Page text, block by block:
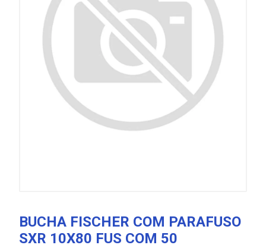
BUCHA FISCHER COM PARAFUSO
SXR 10X80 FUS COM 50